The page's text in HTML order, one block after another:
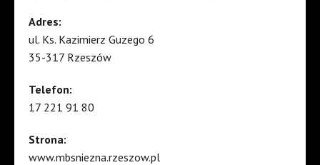
Adres:
ul. Ks. Kazimierz Guzego 6
35-317 Rzeszów
Telefon:
17 221 91 80
Strona:
www.mbsniezna.rzeszow.pl